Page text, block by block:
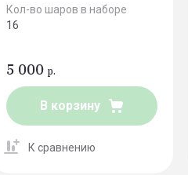
Кол-во шаров в наборе
16
5 000 р.
В корзину
К сравнению